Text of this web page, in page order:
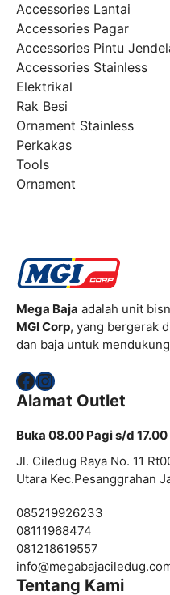
Accessories Lantai
Accessories Pagar
Accessories Pintu
Accessories Stainless
Elektrikal
Rak Besi
Ornament Stainless
Perkakas
Tools
Ornament
Mega Baja adalah unit
MGI Corp, yang bergerak
dan baja untuk
Facebook
Instagram
Alamat Outlet
Buka 08.00 Pagi s/d 17.00
Jl. Ciledug Raya No. 11
Utara Kec.Pesanggrahan
085219926233
08111968474
081218619557
info@
Tentang Kami